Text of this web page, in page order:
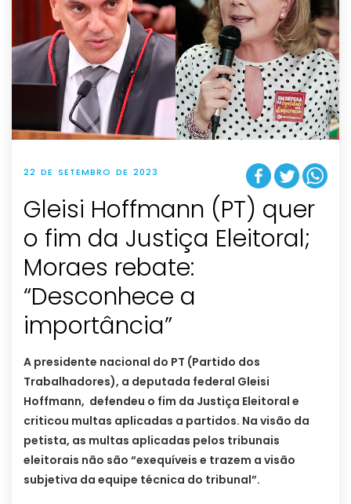
22 DE SETEMBRO DE 2023
Gleisi Hoffmann (PT) quer
o fim da Justiça Eleitoral;
Moraes rebate:
“Desconhece a
importância”
A presidente nacional do PT (Partido dos
Trabalhadores), a deputada federal Gleisi
Hoffmann, defendeu o fim da Justiça Eleitoral e
criticou multas aplicadas a partidos. Na visão da
petista, as multas aplicadas pelos tribunais
eleitorais não são “exequíveis e trazem a visão
subjetiva da equipe técnica do tribunal”.